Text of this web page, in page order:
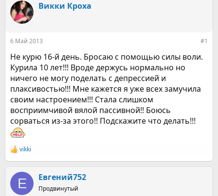
о
р
м
ы
а
а
Викки Кроха
6 Май 2013 #1
Не курю 16-й день. Бросаю с помощью силы воли.
Курила 10 лет!!! Вроде держусь нормально но
ничего не могу поделать с депрессией и
плаксивостью!!! Мне кажется я уже всех замучила
своим настроением!!! Стала слишком
восприимчивой вялой пассивной!! Боюсь
сорваться из-за этого!! Подскажите что делать!!!
Р
е
к
ц
и
vikki
Е Евгений752
Продвинутый